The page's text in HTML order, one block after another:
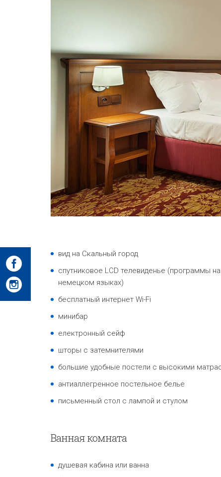
вид на Cкальный город
спутниковое LCD телевиденье (программы
немецком языках)
бесплатный интернет Wi-Fi
минибар
електронный сейф
шторы с затемнителями
большие удобные постели с высокими
антиаллегренное постельное белье
письменный стол с лампой и стулом
Ванная комната
душевая кабина или ванна